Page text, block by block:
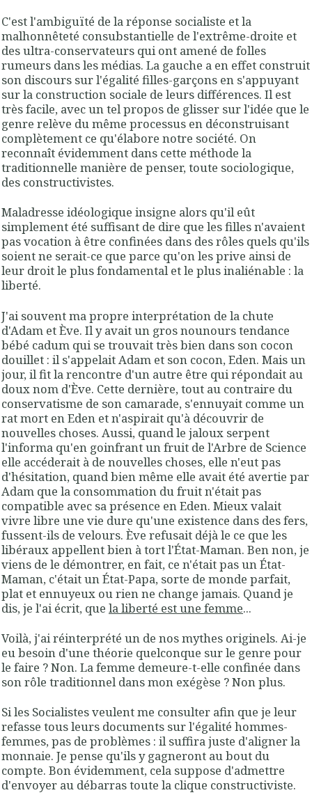
C'est l'ambiguïté de la réponse socialiste et la
malhonnêteté consubstantielle de l'extrême-droite et
des ultra-conservateurs qui ont amené de folles
rumeurs dans les médias. La gauche a en effet construit
son discours sur l'égalité filles-garçons en s'appuyant
sur la construction sociale de leurs différences. Il est
très facile, avec un tel propos de glisser sur l'idée que le
genre relève du même processus en déconstruisant
complètement ce qu'élabore notre société. On
reconnaît évidemment dans cette méthode la
traditionnelle manière de penser, toute sociologique,
des constructivistes.
Maladresse idéologique insigne alors qu'il eût
simplement été suffisant de dire que les filles n'avaient
pas vocation à être confinées dans des rôles quels qu'ils
soient ne serait-ce que parce qu'on les prive ainsi de
leur droit le plus fondamental et le plus inaliénable : la
liberté.
J'ai souvent ma propre interprétation de la chute
d'Adam et Ève. Il y avait un gros nounours tendance
bébé cadum qui se trouvait très bien dans son cocon
douillet : il s'appelait Adam et son cocon, Eden. Mais un
jour, il fit la rencontre d'un autre être qui répondait au
doux nom d'Ève. Cette dernière, tout au contraire du
conservatisme de son camarade, s'ennuyait comme un
rat mort en Eden et n'aspirait qu'à découvrir de
nouvelles choses. Aussi, quand le jaloux serpent
l'informa qu'en goinfrant un fruit de l'Arbre de Science
elle accéderait à de nouvelles choses, elle n'eut pas
d'hésitation, quand bien même elle avait été avertie par
Adam que la consommation du fruit n'était pas
compatible avec sa présence en Eden. Mieux valait
vivre libre une vie dure qu'une existence dans des fers,
fussent-ils de velours. Ève refusait déjà le ce que les
libéraux appellent bien à tort l'État-Maman. Ben non, je
viens de le démontrer, en fait, ce n'était pas un État-
Maman, c'était un État-Papa, sorte de monde parfait,
plat et ennuyeux ou rien ne change jamais. Quand je
dis, je l'ai écrit, que la liberté est une femme...
Voilà, j'ai réinterprété un de nos mythes originels. Ai-je
eu besoin d'une théorie quelconque sur le genre pour
le faire ? Non. La femme demeure-t-elle confinée dans
son rôle traditionnel dans mon exégèse ? Non plus.
Si les Socialistes veulent me consulter afin que je leur
refasse tous leurs documents sur l'égalité hommes-
femmes, pas de problèmes : il suffira juste d'aligner la
monnaie. Je pense qu'ils y gagneront au bout du
compte. Bon évidemment, cela suppose d'admettre
d'envoyer au débarras toute la clique constructiviste.